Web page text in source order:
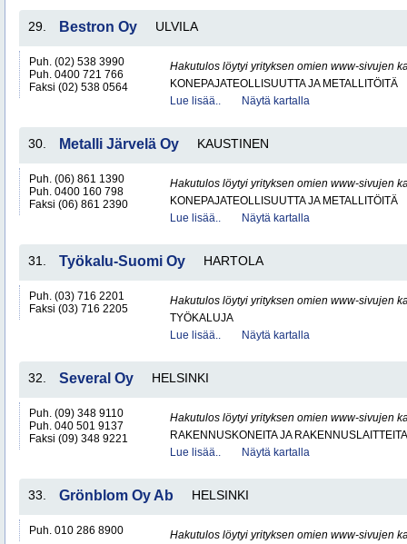
29. Bestron Oy ULVILA
Puh. (02) 538 3990
Puh. 0400 721 766
Faksi (02) 538 0564
Hakutulos löytyi yrityksen omien www-sivujen
KONEPAJATEOLLISUUTTA JA METALLITÖITÄ
Lue lisää..
Näytä kartalla
30. Metalli Järvelä Oy KAUSTINEN
Puh. (06) 861 1390
Puh. 0400 160 798
Faksi (06) 861 2390
Hakutulos löytyi yrityksen omien www-sivujen
KONEPAJATEOLLISUUTTA JA METALLITÖITÄ
Lue lisää..
Näytä kartalla
31. Työkalu-Suomi Oy HARTOLA
Puh. (03) 716 2201
Faksi (03) 716 2205
Hakutulos löytyi yrityksen omien www-sivujen
TYÖKALUJA
Lue lisää..
Näytä kartalla
32. Several Oy HELSINKI
Puh. (09) 348 9110
Puh. 040 501 9137
Faksi (09) 348 9221
Hakutulos löytyi yrityksen omien www-sivujen
RAKENNUSKONEITA JA RAKENNUSLAITTEITA
Lue lisää..
Näytä kartalla
33. Grönblom Oy Ab HELSINKI
Puh. 010 286 8900
Hakutulos löytyi yrityksen omien www-sivujen